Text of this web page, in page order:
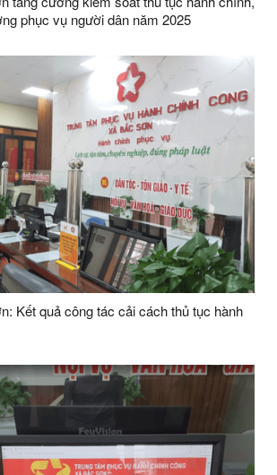
phục vụ người dân năm 2025
Kết quả công tác cải cách thủ tục hành